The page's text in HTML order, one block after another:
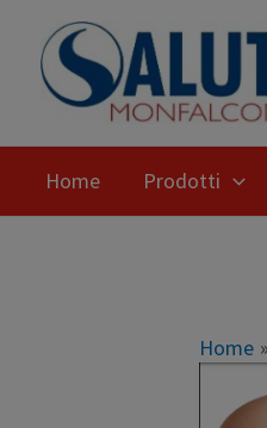
Home Prodotti
Home